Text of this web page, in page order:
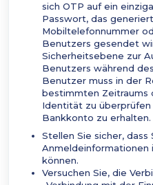
sich OTP auf ein
Passwort, das
Mobiltelefonnummer
Benutzers gesendet
Sicherheitsebene zur
Benutzers während
Benutzer muss in der
bestimmten Zeitraums
Identität zu überprüfen
Bankkonto zu erhalten.
Stellen Sie sicher,
Anmeldeinformationen
können.
Versuchen Sie, die